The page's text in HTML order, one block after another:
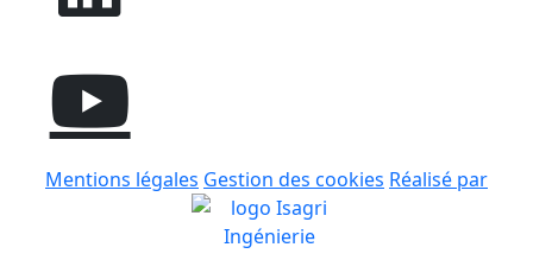
Mentions légales Gestion des cookies Réalisé par